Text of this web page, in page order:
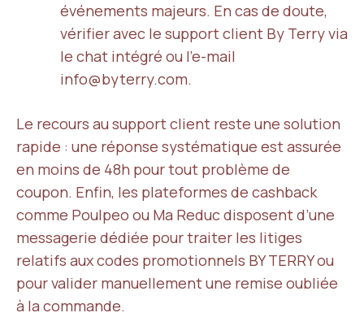
événements majeurs. En cas de doute,
vérifier avec le support client By Terry via
le chat intégré ou l’e-mail
info@byterry.com.
Le recours au support client reste une solution
rapide : une réponse systématique est assurée
en moins de 48h pour tout problème de
coupon. Enfin, les plateformes de cashback
comme Poulpeo ou Ma Reduc disposent d’une
messagerie dédiée pour traiter les litiges
relatifs aux codes promotionnels BY TERRY ou
pour valider manuellement une remise oubliée
à la commande.